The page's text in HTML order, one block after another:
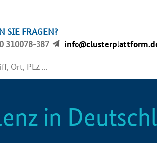
SIE FRAGEN?
310078-387
in